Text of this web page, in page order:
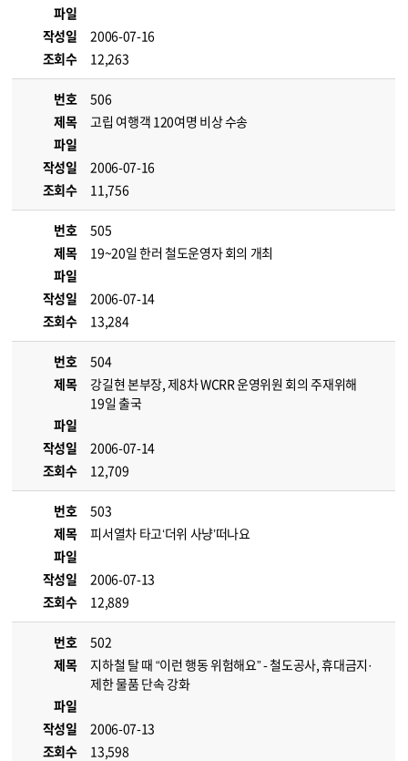
파일
작성일
2006-07-16
조회수
12,263
번호
506
제목
고립 여행객 120여명 비상 수송
파일
작성일
2006-07-16
조회수
11,756
번호
505
제목
19~20일 한러 철도운영자 회의 개최
파일
작성일
2006-07-14
조회수
13,284
번호
504
제목
강길현 본부장, 제8차 WCRR 운영위원 회의 주재위해
19일 출국
파일
작성일
2006-07-14
조회수
12,709
번호
503
제목
피서열차 타고‘더위 사냥’떠나요
파일
작성일
2006-07-13
조회수
12,889
번호
502
제목
지하철 탈 때 “이런 행동 위험해요” - 철도공사, 휴대금지·
제한 물품 단속 강화
파일
작성일
2006-07-13
조회수
13,598